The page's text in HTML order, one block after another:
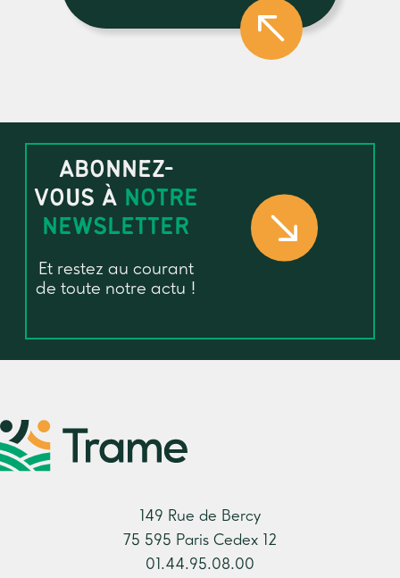
ABONNEZ-
VOUS À NOTRE
NEWSLETTER
Et restez au courant
de toute notre actu !
149 Rue de Bercy
75 595 Paris Cedex 12
01.44.95.08.00